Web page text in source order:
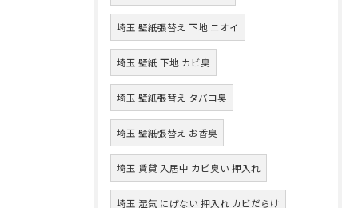
埼玉 壁紙張替え 下地 ニオイ
埼玉 壁紙 下地 カビ臭
埼玉 壁紙張替え タバコ臭
埼玉 壁紙張替え お香臭
埼玉 賃貸 入居中 カビ臭い 押入れ
埼玉 湿気 にげない 押入れ カビだらけ